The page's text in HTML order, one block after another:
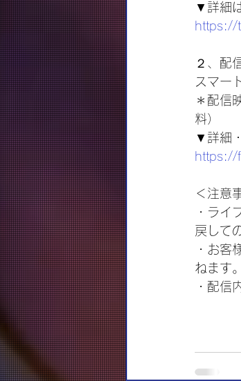
▼詳細
https://
２、配
スマー
＊配信
料）
▼詳細
https://
＜注意
・ライ
戻して
・お客
ねます。
・配信